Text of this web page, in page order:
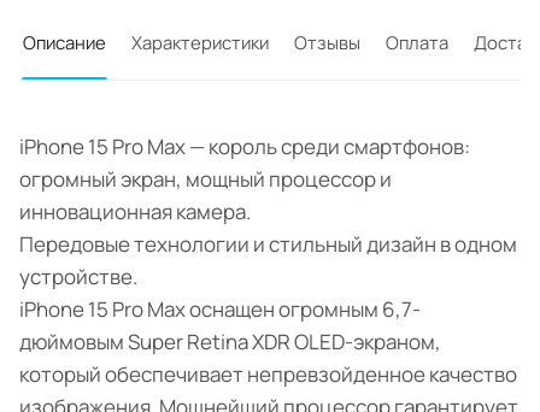
Описание Характеристики Отзывы Оплата
iPhone 15 Pro Max — король среди смартфонов:
огромный экран, мощный процессор и
инновационная камера.
Передовые технологии и стильный дизайн в одном
устройстве.
iPhone 15 Pro Max оснащен огромным 6,7-
дюймовым Super Retina XDR OLED-экраном,
который обеспечивает непревзойденное качество